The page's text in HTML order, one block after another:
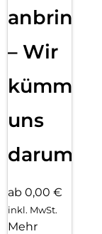
anbringen
– Wir
kümmern
uns
darum!
ab 0,00 €
inkl. MwSt.
Mehr